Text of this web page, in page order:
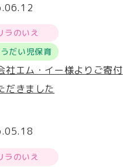
ラのいえ
だい児保育
社エム・イー様よりご寄付
だきました
ラのいえ